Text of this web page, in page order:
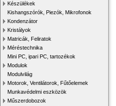
Készülékek
Kishangszórók, Piezók, Mikrofonok
Kondenzátor
Kristályok
Matricák, Feliratok
Méréstechnika
Mini PC, ipari PC, tartozékok
Modulok
Modulvilág
Motorok, Ventilátorok, Fűtőelemek
Munkavédelmi eszközök
Műszerdobozok